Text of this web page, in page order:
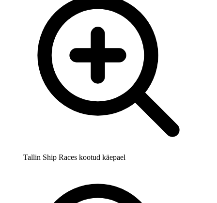
Tallin Ship Races kootud käepael